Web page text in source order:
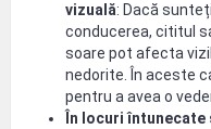
vizuală: Dacă
conducerea, cititul
soare pot afecta
nedorite. În aceste
pentru a avea o
În locuri